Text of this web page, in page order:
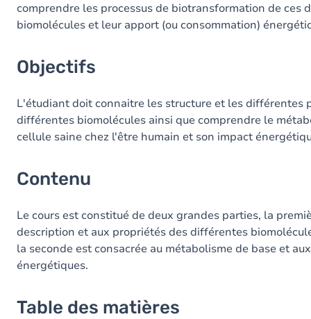
Exercices
comprendre les processus de biotransformation de ces
biomolécules et leur apport (ou consommation)
Objectifs
L'étudiant doit connaitre les structure et les différentes
différentes biomolécules ainsi que comprendre le
cellule saine chez l'être humain et son impact
Contenu
Le cours est constitué de deux grandes parties, la
description et aux propriétés des différentes
la seconde est consacrée au métabolisme de base et
énergétiques.
Table des matières